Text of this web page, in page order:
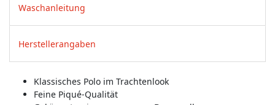
Waschanleitung
Herstellerangaben
Klassisches Polo im Trachtenlook
Feine Piqué-Qualität